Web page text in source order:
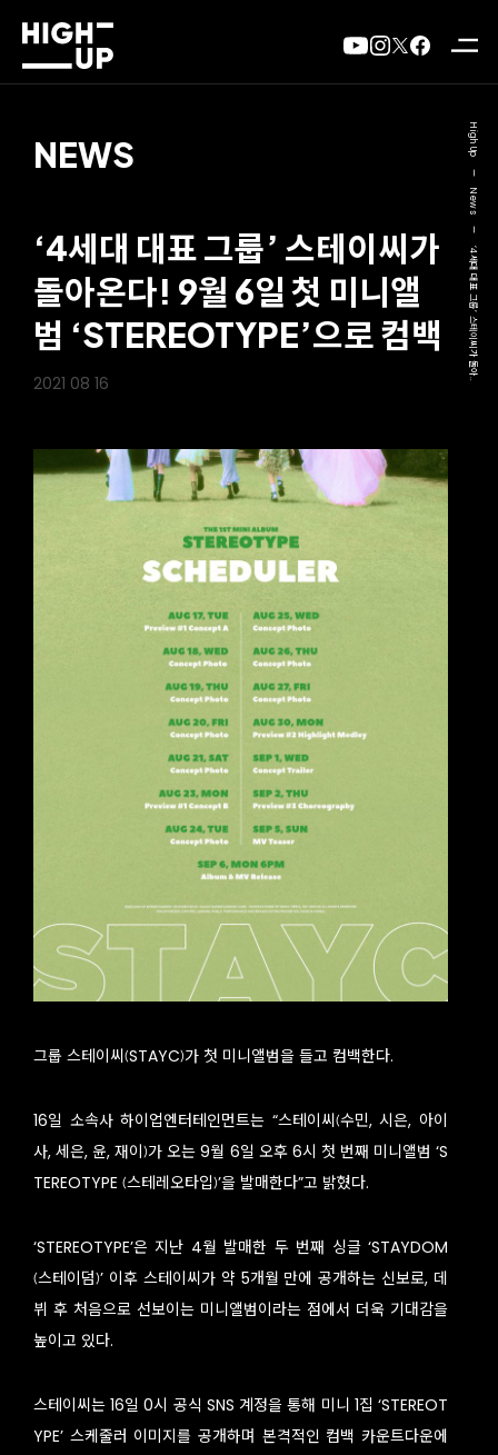
NEWS
‘4세대 대표 그룹’ 스테이씨가
돌아온다! 9월 6일 첫 미니앨
범 ‘STEREOTYPE’으로 컴백
2021 08 16
그룹 스테이씨(STAYC)가 첫 미니앨범을 들고 컴백한다.
16일 소속사 하이업엔터테인먼트는 “스테이씨(수민, 시은, 아이
사, 세은, 윤, 재이)가 오는 9월 6일 오후 6시 첫 번째 미니앨범 ‘S
TEREOTYPE (스테레오타입)’을 발매한다”고 밝혔다.
‘STEREOTYPE’은 지난 4월 발매한 두 번째 싱글 ‘STAYDOM
(스테이덤)’ 이후 스테이씨가 약 5개월 만에 공개하는 신보로, 데
뷔 후 처음으로 선보이는 미니앨범이라는 점에서 더욱 기대감을
높이고 있다.
스테이씨는 16일 0시 공식 SNS 계정을 통해 미니 1집 ‘STEREOT
YPE’ 스케줄러 이미지를 공개하며 본격적인 컴백 카운트다운에
High Up
—
News
‘4세대 대표 그룹’ 스테이씨가 돌아..